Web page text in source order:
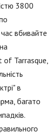
3800
вбивайте
Tarrasque,
в
багато